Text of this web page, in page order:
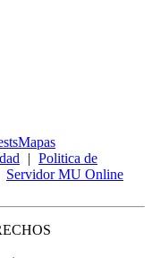
Mapas
| Politica de
Servidor MU Online